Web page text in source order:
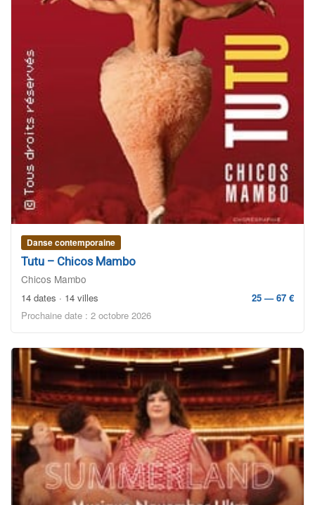
Danse contemporaine
Tutu – Chicos Mambo
Chicos Mambo
14 dates · 14 villes
25 — 67 €
Prochaine date : 2 octobre 2026